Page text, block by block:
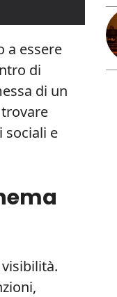
a essere
di
di un
sociali e